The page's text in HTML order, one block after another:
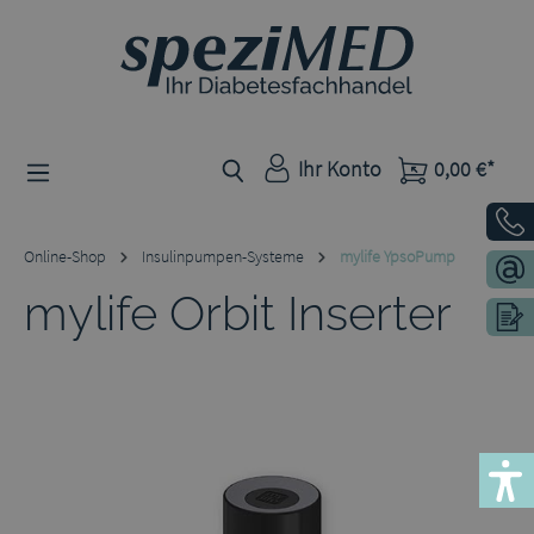
Zum Hauptinhalt springen
Ihr Konto 0,00 €*
Online-Shop Insulinpumpen-Systeme mylife YpsoPump
mylife Orbit Inserter